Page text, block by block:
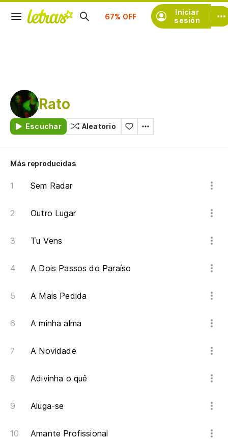
Iniciar
sesión
Suscríbete
Rato
Escuchar Aleatorio
Más reproducidas
Sem Radar
Outro Lugar
Tu Vens
A Dois Passos do Paraíso
A Mais Pedida
A minha alma
A Novidade
Adivinha o quê
Aluga-se
Amante Profissional